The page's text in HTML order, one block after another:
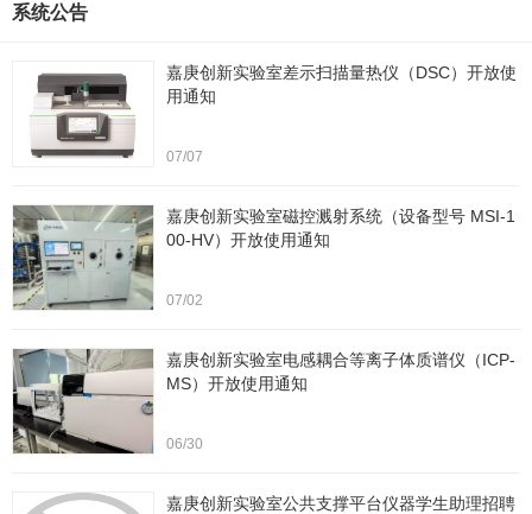
系统公告
嘉庚创新实验室差示扫描量热仪（DSC）开放使
用通知
07/07
嘉庚创新实验室磁控溅射系统（设备型号 MSI-1
00-HV）开放使用通知
07/02
嘉庚创新实验室电感耦合等离子体质谱仪（ICP-
MS）开放使用通知
06/30
嘉庚创新实验室公共支撑平台仪器学生助理招聘